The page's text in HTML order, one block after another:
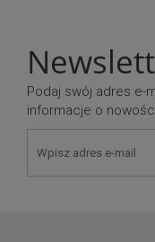
Podaj swój adres e-
informacje o